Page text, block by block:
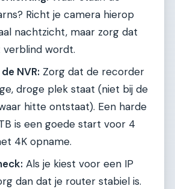
Richt je camera hierop
nachtzicht, maar zorg dat
verblind wordt.
NVR: Zorg dat de recorder
droge plek staat (niet bij de
hitte ontstaat). Een harde
is een goede start voor 4
4K opname.
Als je kiest voor een IP
dan dat je router stabiel is.